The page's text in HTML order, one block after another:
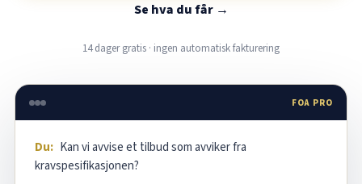
Se hva du får →
14 dager gratis · ingen automatisk fakturering
FOA PRO
Du: Kan vi avvise et tilbud som avviker fra
kravspesifikasjonen?